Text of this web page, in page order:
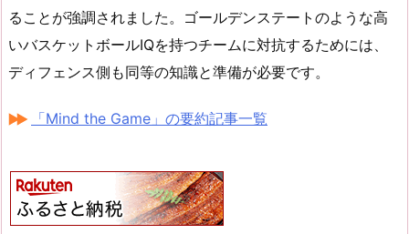
ることが強調されました。ゴールデンステートのような高
いバスケットボールIQを持つチームに対抗するためには、
ディフェンス側も同等の知識と準備が必要です。
「Mind the Game」の要約記事一覧